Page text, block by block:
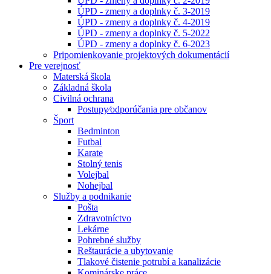
ÚPD - zmeny a doplnky č. 3-2019
ÚPD - zmeny a doplnky č. 4-2019
ÚPD - zmeny a doplnky č. 5-2022
ÚPD - zmeny a doplnky č. 6-2023
Pripomienkovanie projektových dokumentácií
Pre verejnosť
Materská škola
Základná škola
Civilná ochrana
Postupy⁄odporúčania pre občanov
Šport
Bedminton
Futbal
Karate
Stolný tenis
Volejbal
Nohejbal
Služby a podnikanie
Pošta
Zdravotníctvo
Lekárne
Pohrebné služby
Reštaurácie a ubytovanie
Tlakové čistenie potrubí a kanalizácie